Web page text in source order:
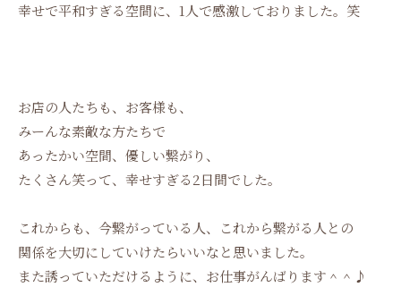
幸せで平和すぎる空間に、1人で感激しておりました。笑
お店の人たちも、お客様も、
みーんな素敵な方たちで
あったかい空間、優しい繋がり、
たくさん笑って、幸せすぎる2日間でした。
これからも、今繋がっている人、これから繋がる人との
関係を大切にしていけたらいいなと思いました。
また誘っていただけるように、お仕事がんばります＾＾♪